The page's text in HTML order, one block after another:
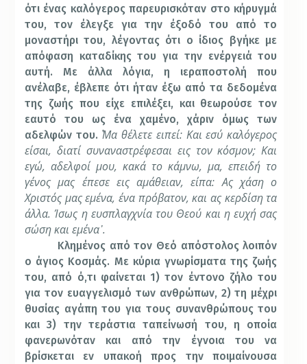
ότι ένας καλόγερος παρευρισκόταν στο κήρυγμά
του, τον έλεγξε για την έξοδό του από το
μοναστήρι του, λέγοντας ότι ο ίδιος βγήκε με
απόφαση καταδίκης του για την ενέργειά του
αυτή. Με άλλα λόγια, η ιεραποστολή που
ανέλαβε, έβλεπε ότι ήταν έξω από τα δεδομένα
της ζωής που είχε επιλέξει, και θεωρούσε τον
εαυτό του ως ένα χαμένο, χάριν όμως των
αδελφών του. ῾ Μα θέλετε ειπεί: Και εσύ καλόγερος
είσαι, διατί συναναστρέφεσαι εις τον κόσμον; Και
εγώ, αδελφοί μου, κακά το κάμνω, μα, επειδή το
γένος μας έπεσε εις αμάθειαν, είπα: Ας χάση ο
Χριστός μας εμένα, ένα πρόβατον, και ας κερδίση τα
άλλα. Ίσως η ευσπλαγχνία του Θεού και η ευχή σας
σώση και εμένα᾽.
Κλημένος από τον Θεό απόστολος λοιπόν
ο άγιος Κοσμάς. Με κύρια γνωρίσματα της ζωής
του, από ό,τι φαίνεται 1) τον έντονο ζήλο του
για τον ευαγγελισμό των ανθρώπων, 2) τη μέχρι
θυσίας αγάπη του για τους συνανθρώπους του
και 3) την τεράστια ταπείνωσή του, η οποία
φανερωνόταν και από την έγνοια του να
βρίσκεται εν υπακοή προς την ποιμαίνουσα